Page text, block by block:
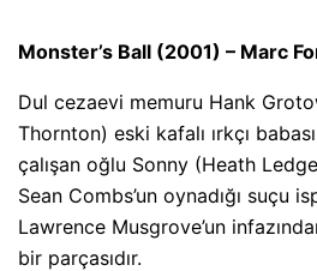
Monster’s Ball (2001) – Marc
Dul cezaevi memuru Hank
Thornton) eski kafalı ırkçı
çalışan oğlu Sonny (Heath
Sean Combs’un oynadığı suçu
Lawrence Musgrove’un
bir parçasıdır.